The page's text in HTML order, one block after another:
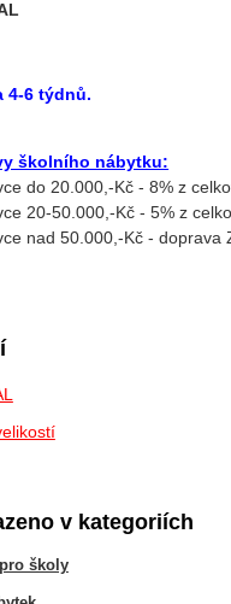
4-6 týdnů.
školního nábytku:
do 20.000,-Kč - 8% z
20-50.000,-Kč - 5% z
nad 50.000,-Kč - doprava
v kategoriích
školy